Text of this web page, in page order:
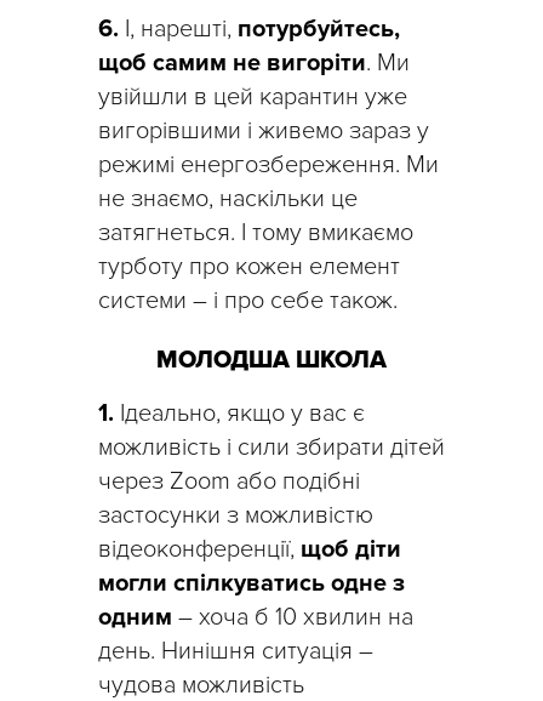
6. І, нарешті, потурбуйтесь,
щоб самим не вигоріти. Ми
увійшли в цей карантин уже
вигорівшими і живемо зараз у
режимі енергозбереження. Ми
не знаємо, наскільки це
затягнеться. І тому вмикаємо
турботу про кожен елемент
системи – і про себе також.
МОЛОДША ШКОЛА
1. Ідеально, якщо у вас є
можливість і сили збирати дітей
через Zoom або подібні
застосунки з можливістю
відеоконференції, щоб діти
могли спілкуватись одне з
одним – хоча б 10 хвилин на
день. Нинішня ситуація –
чудова можливість